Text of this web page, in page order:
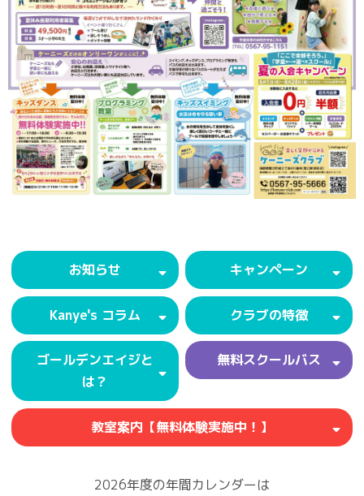
お知らせ キャンペーン
Kanye's コラム クラブの特徴
ゴールデンエイジと
は？
無料スクールバス
教室案内【無料体験実施中！】
2026年度の年間カレンダーは